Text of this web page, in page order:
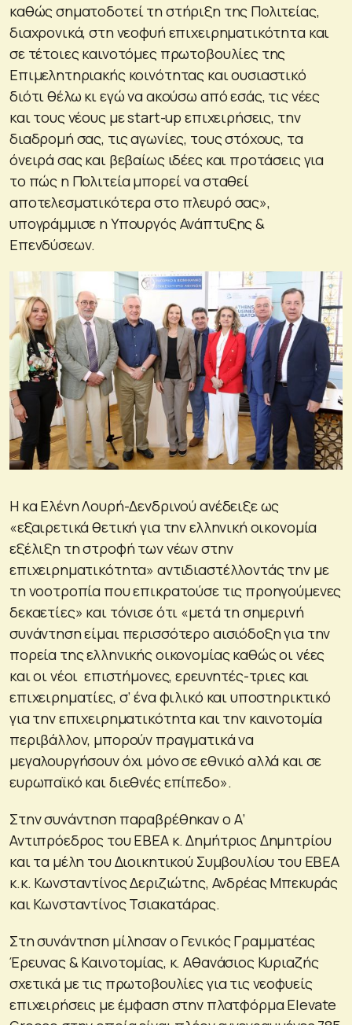
καθώς σηματοδοτεί τη στήριξη της Πολιτείας,
διαχρονικά, στη νεοφυή επιχειρηματικότητα και
σε τέτοιες καινοτόμες πρωτοβουλίες της
Επιμελητηριακής κοινότητας και ουσιαστικό
διότι θέλω κι εγώ να ακούσω από εσάς, τις νέες
και τους νέους με start-up επιχειρήσεις, την
διαδρομή σας, τις αγωνίες, τους στόχους, τα
όνειρά σας και βεβαίως ιδέες και προτάσεις για
το πώς η Πολιτεία μπορεί να σταθεί
αποτελεσματικότερα στο πλευρό σας»,
υπογράμμισε η Υπουργός Ανάπτυξης &
Επενδύσεων.
Η κα Ελένη Λουρή-Δενδρινού ανέδειξε ως
«εξαιρετικά θετική για την ελληνική οικονομία
εξέλιξη τη στροφή των νέων στην
επιχειρηματικότητα» αντιδιαστέλλοντάς την με
τη νοοτροπία που επικρατούσε τις προηγούμενες
δεκαετίες» και τόνισε ότι «μετά τη σημερινή
συνάντηση είμαι περισσότερο αισιόδοξη για την
πορεία της ελληνικής οικονομίας καθώς οι νέες
και οι νέοι επιστήμονες, ερευνητές-τριες και
επιχειρηματίες, σ’ ένα φιλικό και υποστηρικτικό
για την επιχειρηματικότητα και την καινοτομία
περιβάλλον, μπορούν πραγματικά να
μεγαλουργήσουν όχι μόνο σε εθνικό αλλά και σε
ευρωπαϊκό και διεθνές επίπεδο».
Στην συνάντηση παραβρέθηκαν ο Α’
Αντιπρόεδρος του ΕΒΕΑ κ. Δημήτριος Δημητρίου
και τα μέλη του Διοικητικού Συμβουλίου του ΕΒΕΑ
κ.κ. Κωνσταντίνος Δεριζιώτης, Ανδρέας Μπεκυράς
και Κωνσταντίνος Τσιακατάρας.
Στη συνάντηση μίλησαν ο Γενικός Γραμματέας
Έρευνας & Καινοτομίας, κ. Αθανάσιος Κυριαζής
σχετικά με τις πρωτοβουλίες για τις νεοφυείς
επιχειρήσεις με έμφαση στην πλατφόρμα Elevate